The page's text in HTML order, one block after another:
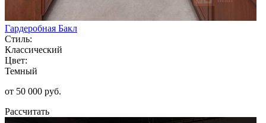
Гардеробная Бакл
Стиль:
Классический
Цвет:
Темный
от 50 000 руб.
Рассчитать